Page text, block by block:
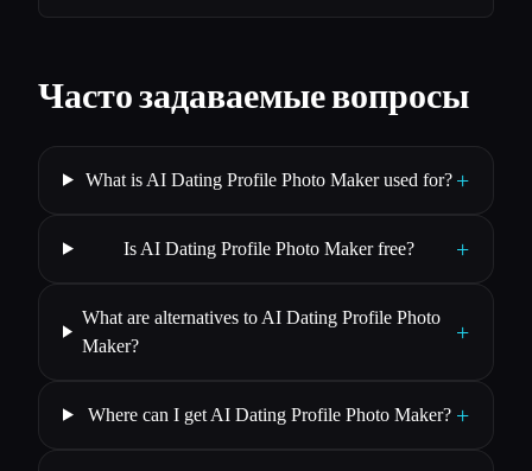
Часто задаваемые вопросы
What is AI Dating Profile Photo Maker used for? +
Is AI Dating Profile Photo Maker free? +
What are alternatives to AI Dating Profile Photo
Maker?
+
Where can I get AI Dating Profile Photo Maker? +